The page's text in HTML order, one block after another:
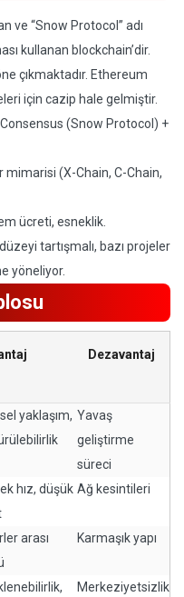
ve “Snow Protocol” adı
kullanan blockchain’dir.
çıkmaktadır. Ethereum
için cazip hale gelmiştir.
(Snow Protocol) +
mimarisi (X-Chain, C-Chain,
ücreti, esneklik.
tartışmalı, bazı projeler
yöneliyor.
Dezavantaj
yaklaşım, Yavaş
geliştirme
süreci
hız, düşük Ağ kesintileri
arası
Karmaşık yapı
Merkeziyetsizlik